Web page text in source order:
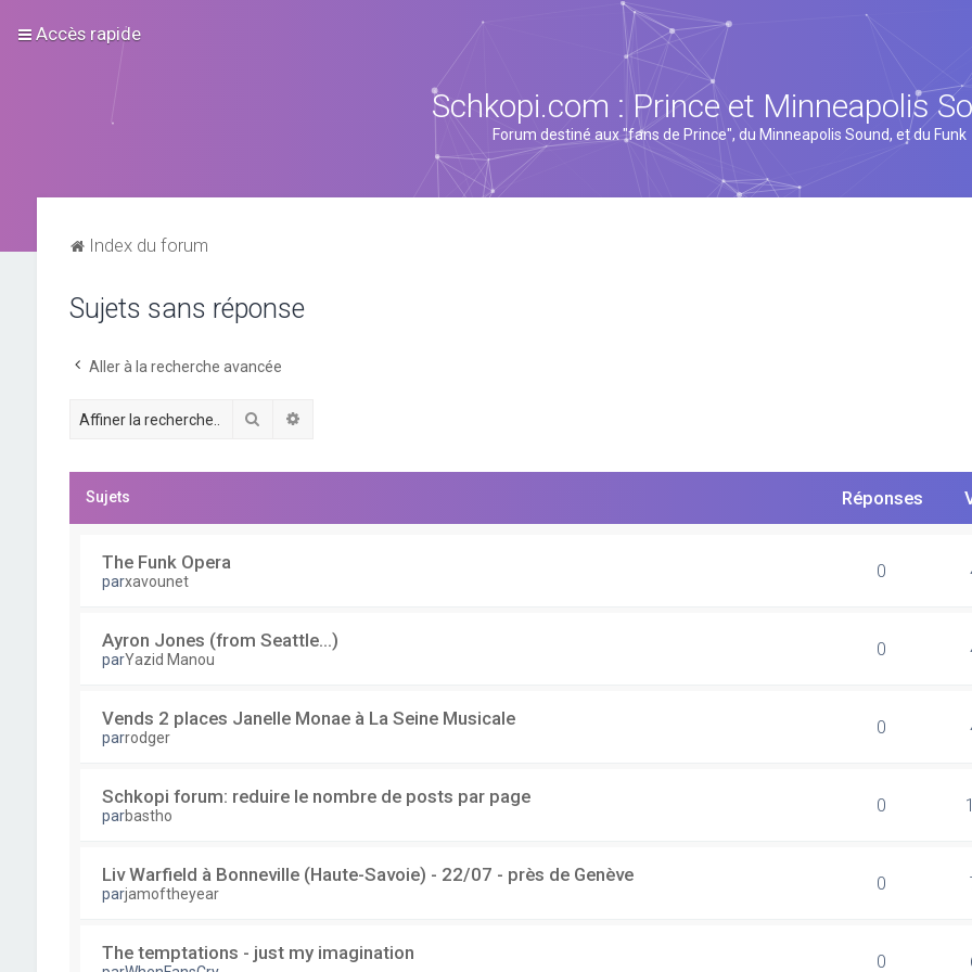
Accès rapide
Schkopi.com : Prince et Minneapolis
Forum destiné aux "fans de Prince", du Minneapolis Sound, et du Funk
Index du forum
Sujets sans réponse
Aller à la recherche avancée
Rechercher
Sujets Réponses
The Funk Opera
parxavounet 0
Ayron Jones (from Seattle...)
parYazid Manou 0
Vends 2 places Janelle Monae à La Seine Musicale
parrodger 0
Schkopi forum: reduire le nombre de posts par page
parbastho 0
Liv Warfield à Bonneville (Haute-Savoie) - 22/07 - près de Genève
parjamoftheyear 0
The temptations - just my imagination 0